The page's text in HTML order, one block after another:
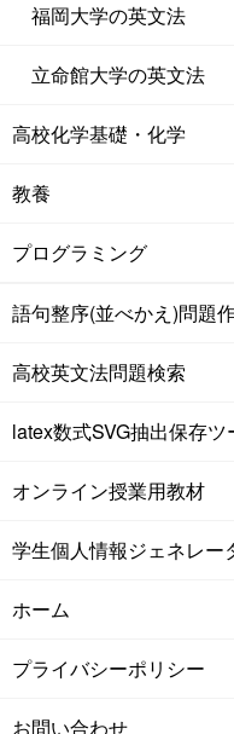
福岡大学の英文法
立命館大学の英文法
高校化学基礎・化学
教養
プログラミング
語句整序(並べかえ)問題
高校英文法問題検索
latex数式SVG抽出保存ツ
オンライン授業用教材
学生個人情報ジェネレー
ホーム
プライバシーポリシー
お問い合わせ